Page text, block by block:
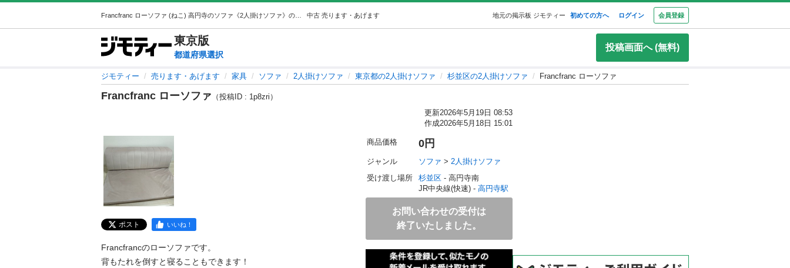
中古 売ります・あげます 地元の掲示板 ジモティー 初めての方へ ログイン 会員登録
東京版
都道府県選択
投稿画面へ (無料)
ジモティー 売ります・あげます 家具 ソファ 2人掛けソファ 東京都の2人掛けソファ 杉並区の2人掛けソファ Francfranc ローソファ
Francfranc ローソファ （投稿ID : 1p8zri）
更新2026年5月19日 08:53
作成2026年5月18日 15:01
ポスト いいね！
Francfrancのローソファです。
背もたれを倒すと寝ることもできます！
商品価格 0円
ジャンル ソファ > 2人掛けソファ
受け渡し場所
杉並区 - 高円寺南
JR中央線(快速) - 高円寺駅
お問い合わせの受付は
終了いたしました。